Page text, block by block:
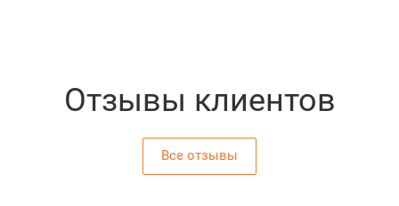
Отзывы клиентов
Все отзывы